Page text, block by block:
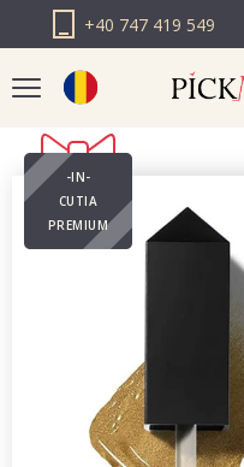
+40 747 419 549
PICK N DAZZLE
BULGARIA
PICK N DAZZLE
EUROPA
-IN-
CUTIA
PREMIUM